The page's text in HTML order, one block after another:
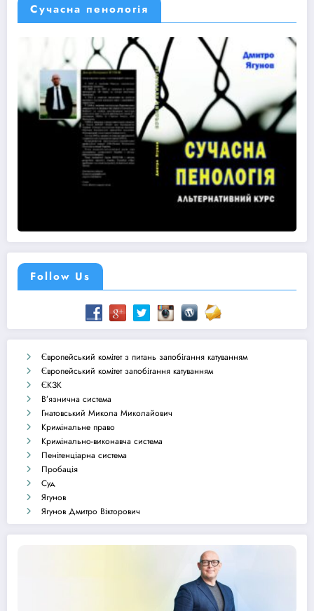
Сучасна пенологія
Follow Us
Європейський комітет з питань запобігання катуванням
Європейський комітет запобігання катуванням
ЄКЗК
В’язнична система
Гнатовський Микола Миколайович
Кримінальне право
Кримінально-виконавча система
Пенітенціарна система
Пробація
Суд
Ягунов
Ягунов Дмитро Вікторович